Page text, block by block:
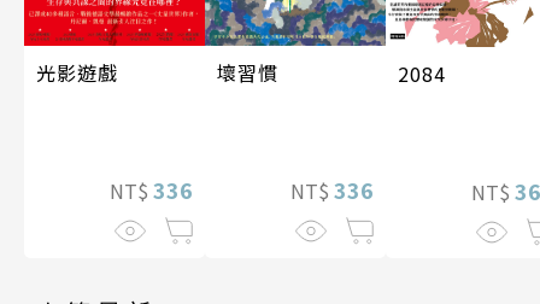
光影遊戲
NT$ 336
壞習慣
NT$ 336
2084
NT$